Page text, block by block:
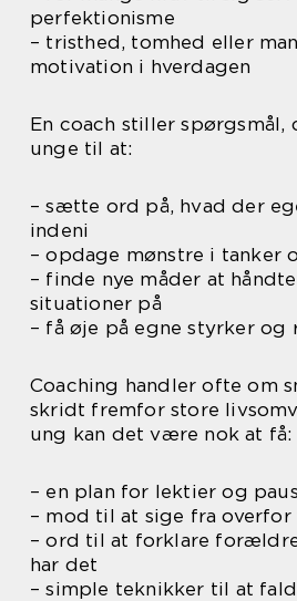
perfektionisme
– tristhed, tomhed eller
motivation i hverdagen
En coach stiller
unge til at:
– sætte ord på, hvad der
indeni
– opdage mønstre i tanker
– finde nye måder at
situationer på
– få øje på egne styrker og
Coaching handler ofte om
skridt fremfor store
ung kan det være nok at få:
– en plan for lektier og
– mod til at sige fra overfor
– ord til at forklare
har det
– simple teknikker til at